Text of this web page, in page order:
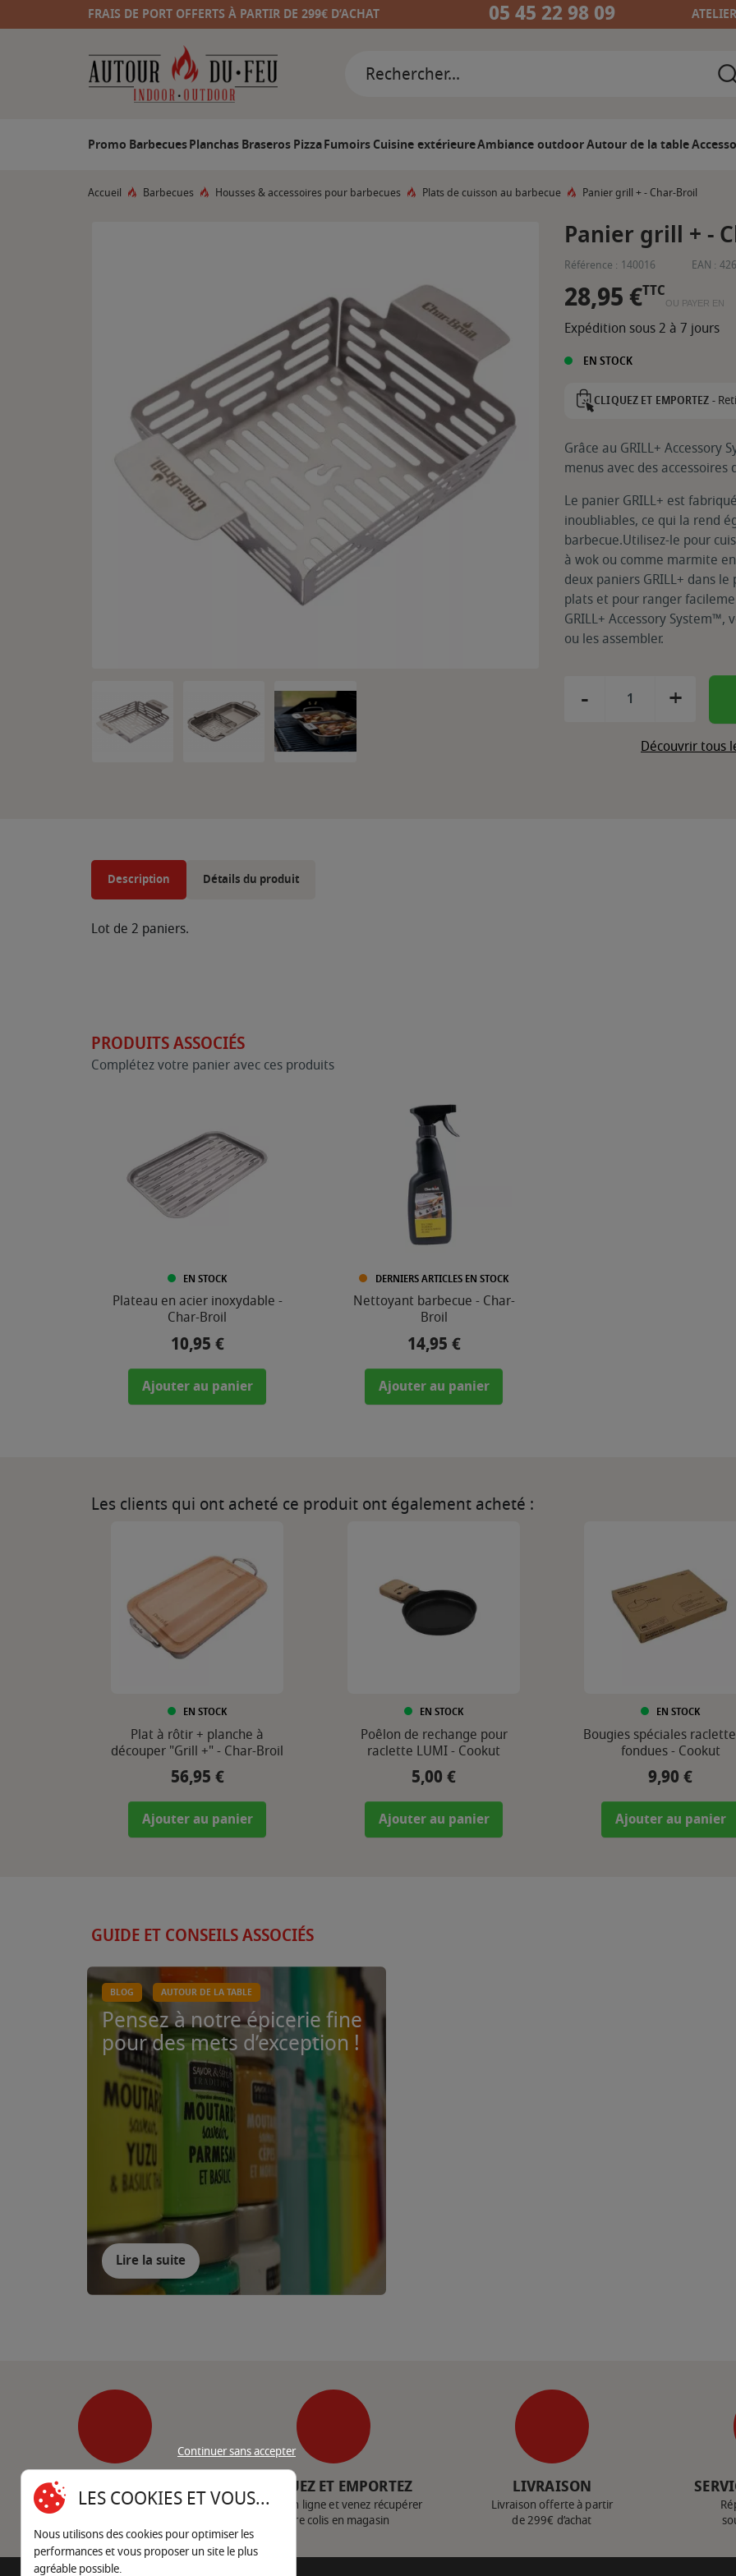
FRAIS DE PORT OFFERTS À PARTIR DE 299€ D’ACHAT 05 45 22 98 09
Promo BarbecuesPlanchasBraserosPizzaFumoirsCuisine extérieureAmbiance outdoorAutour de la table
Accueil Barbecues Housses & accessoires pour barbecues Plats de cuisson au barbecue Panier grill + - Char-Broil
Panier grill + -
Référence : 140016 EAN :
28,95 €TTC
OU PAYER EN
Expédition sous 2 à 7 jours
EN STOCK
CLIQUEZ ET EMPORTEZ -
Grâce au GRILL+
menus avec des
Le panier GRILL+ est
inoubliables, ce qui la rend
barbecue.Utilisez-le pour
à wok ou comme marmite
deux paniers GRILL+ dans
plats et pour ranger
GRILL+ Accessory System™,
ou les assembler.
- +
Découvrir tous
Description Détails du produit
Lot de 2 paniers.
PRODUITS ASSOCIÉS
Complétez votre panier avec ces produits
EN STOCK
Plateau en acier inoxydable -
Char-Broil
Prix
10,95 €
Ajouter au panier
DERNIERS ARTICLES EN STOCK
Nettoyant barbecue - Char-
Broil
Prix
14,95 €
Ajouter au panier
Les clients qui ont acheté ce produit ont également acheté :
EN STOCK
Plat à rôtir + planche à
découper "Grill +" - Char-Broil
Prix
56,95 €
Ajouter au panier
EN STOCK
Poêlon de rechange pour
raclette LUMI - Cookut
Prix
5,00 €
Ajouter au panier
EN STOCK
Bougies spéciales
fondues - Cookut
Prix
9,90 €
Ajouter au panier
GUIDE ET CONSEILS ASSOCIÉS
BLOG AUTOUR DE LA TABLE
Pensez à notre épicerie fine
pour des mets d’exception !
Lire la suite
SERVICE CLIENT
Nous contacter
CLIQUEZ ET EMPORTEZ
Achetez en ligne et venez récupérer
votre colis en magasin
LIVRAISON
Livraison offerte à partir
de 299€ d’achat
Continuer sans accepter
LES COOKIES ET VOUS...
Nous utilisons des cookies pour optimiser les
performances et vous proposer un site le plus
agréable possible.